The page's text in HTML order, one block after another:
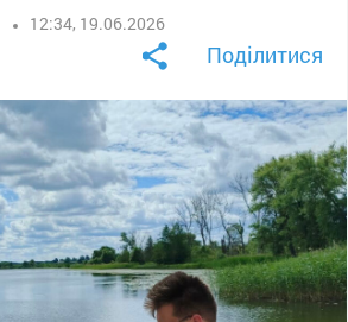
12:34, 19.06.2026
Поділитися